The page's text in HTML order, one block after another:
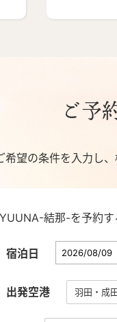
ご予
希望の条件を入力し
結那-を予約す
宿泊日
出発空港